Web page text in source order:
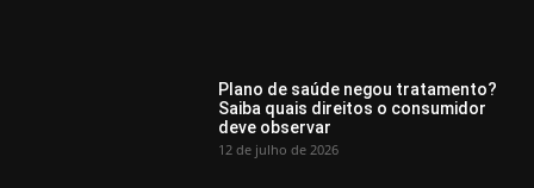
Plano de saúde negou tratamento?
Saiba quais direitos o consumidor
deve observar
12 de julho de 2026